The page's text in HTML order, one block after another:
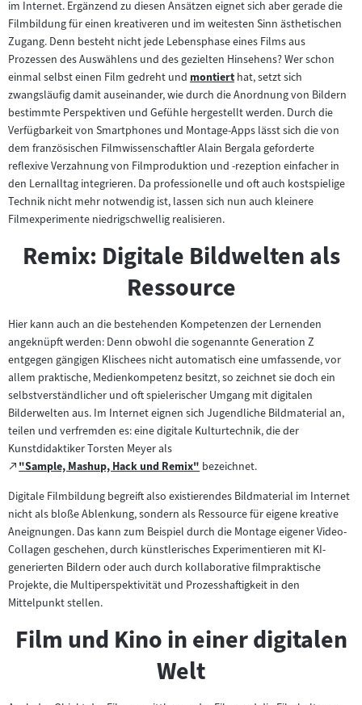
im Internet. Ergänzend zu diesen Ansätzen eignet sich aber gerade die
Filmbildung für einen kreativeren und im weitesten Sinn ästhetischen
Zugang. Denn besteht nicht jede Lebensphase eines Films aus
Prozessen des Auswählens und des gezielten Hinsehens? Wer schon
einmal selbst einen Film gedreht und Zum
Inhalt:
montiert hat, setzt sich
zwangsläufig damit auseinander, wie durch die Anordnung von Bildern
bestimmte Perspektiven und Gefühle hergestellt werden. Durch die
Verfügbarkeit von Smartphones und Montage-Apps lässt sich die von
dem französischen Filmwissenschaftler Alain Bergala geforderte
reflexive Verzahnung von Filmproduktion und -rezeption einfacher in
den Lernalltag integrieren. Da professionelle und oft auch kostspielige
Technik nicht mehr notwendig ist, lassen sich nun auch kleinere
Filmexperimente niedrigschwellig realisieren.
Remix: Digitale Bildwelten als
Ressource
Hier kann auch an die bestehenden Kompetenzen der Lernenden
angeknüpft werden: Denn obwohl die sogenannte Generation Z
entgegen gängigen Klischees nicht automatisch eine umfassende, vor
allem praktische, Medienkompetenz besitzt, so zeichnet sie doch ein
selbstverständlicher und oft spielerischer Umgang mit digitalen
Bilderwelten aus. Im Internet eignen sich Jugendliche Bildmaterial an,
teilen und verfremden es: eine digitale Kulturtechnik, die der
Kunstdidaktiker Torsten Meyer als
Zum
Inhalt:
"Sample, Mashup, Hack und Remix"
(öffnet
im
neuen
Tab)
bezeichnet.
Digitale Filmbildung begreift also existierendes Bildmaterial im Internet
nicht als bloße Ablenkung, sondern als Ressource für eigene kreative
Aneignungen. Das kann zum Beispiel durch die Montage eigener Video-
Collagen geschehen, durch künstlerisches Experimentieren mit KI-
generierten Bildern oder auch durch kollaborative filmpraktische
Projekte, die Multiperspektivität und Prozesshaftigkeit in den
Mittelpunkt stellen.
Film und Kino in einer digitalen
Welt